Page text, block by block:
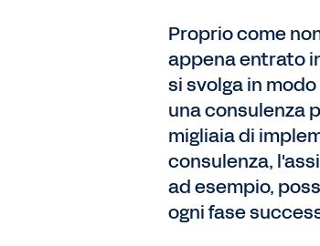
Proprio come
appena entrato
si svolga in
una consulenza
migliaia di
consulenza,
ad esempio,
ogni fase